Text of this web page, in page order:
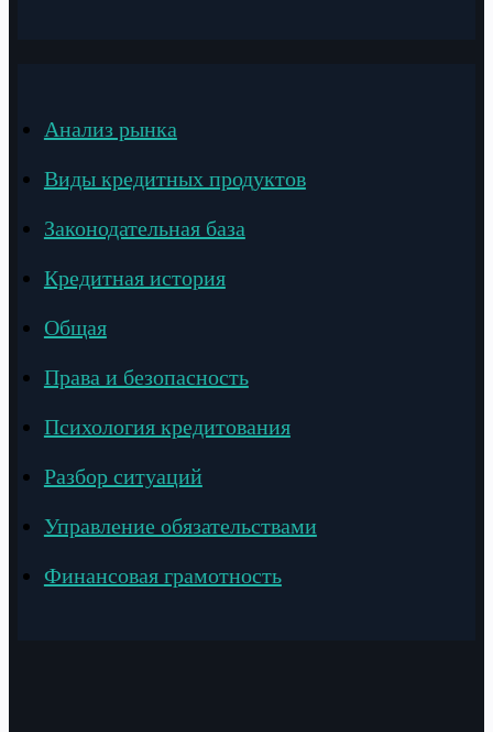
Анализ рынка
Виды кредитных продуктов
Законодательная база
Кредитная история
Общая
Права и безопасность
Психология кредитования
Разбор ситуаций
Управление обязательствами
Финансовая грамотность